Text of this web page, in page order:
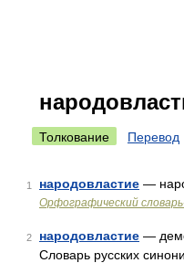
Толкование Перевод
1 народовластие —
Орфографический
2 народовластие —
Словарь русских